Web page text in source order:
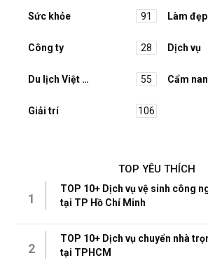
Sức khỏe 91 Làm đẹp
Công ty 28 Dịch vụ
Du lịch Việt Nam 55 Cẩm
Giải trí 106
TOP YÊU THÍCH
1
TOP 10+ Dịch vụ vệ sinh công
tại TP Hồ Chí Minh
2
TOP 10+ Dịch vụ chuyển nhà
tại TPHCM